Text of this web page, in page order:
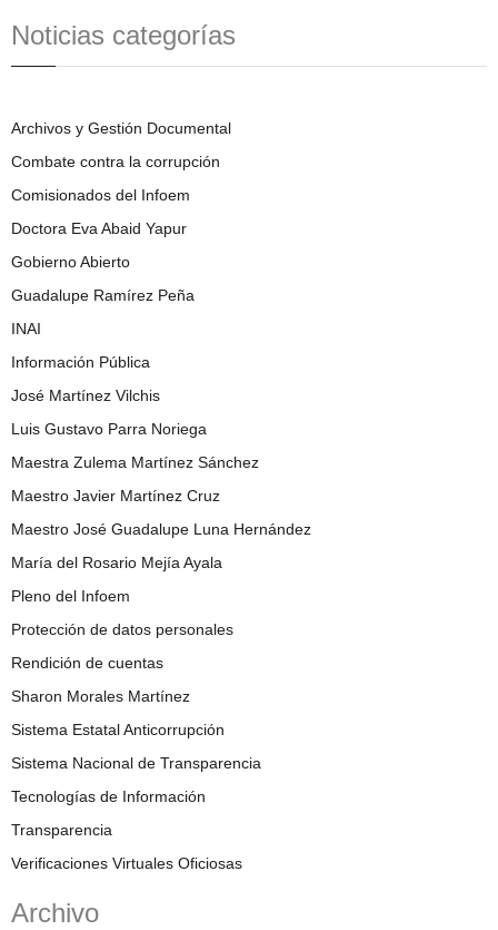
Noticias categorías
Archivos y Gestión Documental
Combate contra la corrupción
Comisionados del Infoem
Doctora Eva Abaid Yapur
Gobierno Abierto
Guadalupe Ramírez Peña
INAI
Información Pública
José Martínez Vilchis
Luis Gustavo Parra Noriega
Maestra Zulema Martínez Sánchez
Maestro Javier Martínez Cruz
Maestro José Guadalupe Luna Hernández
María del Rosario Mejía Ayala
Pleno del Infoem
Protección de datos personales
Rendición de cuentas
Sharon Morales Martínez
Sistema Estatal Anticorrupción
Sistema Nacional de Transparencia
Tecnologías de Información
Transparencia
Verificaciones Virtuales Oficiosas
Archivo